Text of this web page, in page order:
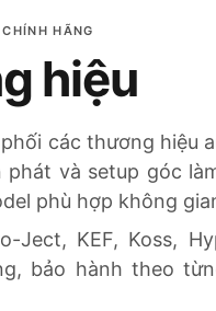
HÃNG
hiệu
các thương hiệu
phát và setup góc
phù hợp không
Ject, KEF, Koss,
bảo hành theo